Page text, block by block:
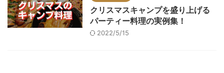
クリスマスキャンプを盛り上げる
パーティー料理の実例集！
2022/5/15